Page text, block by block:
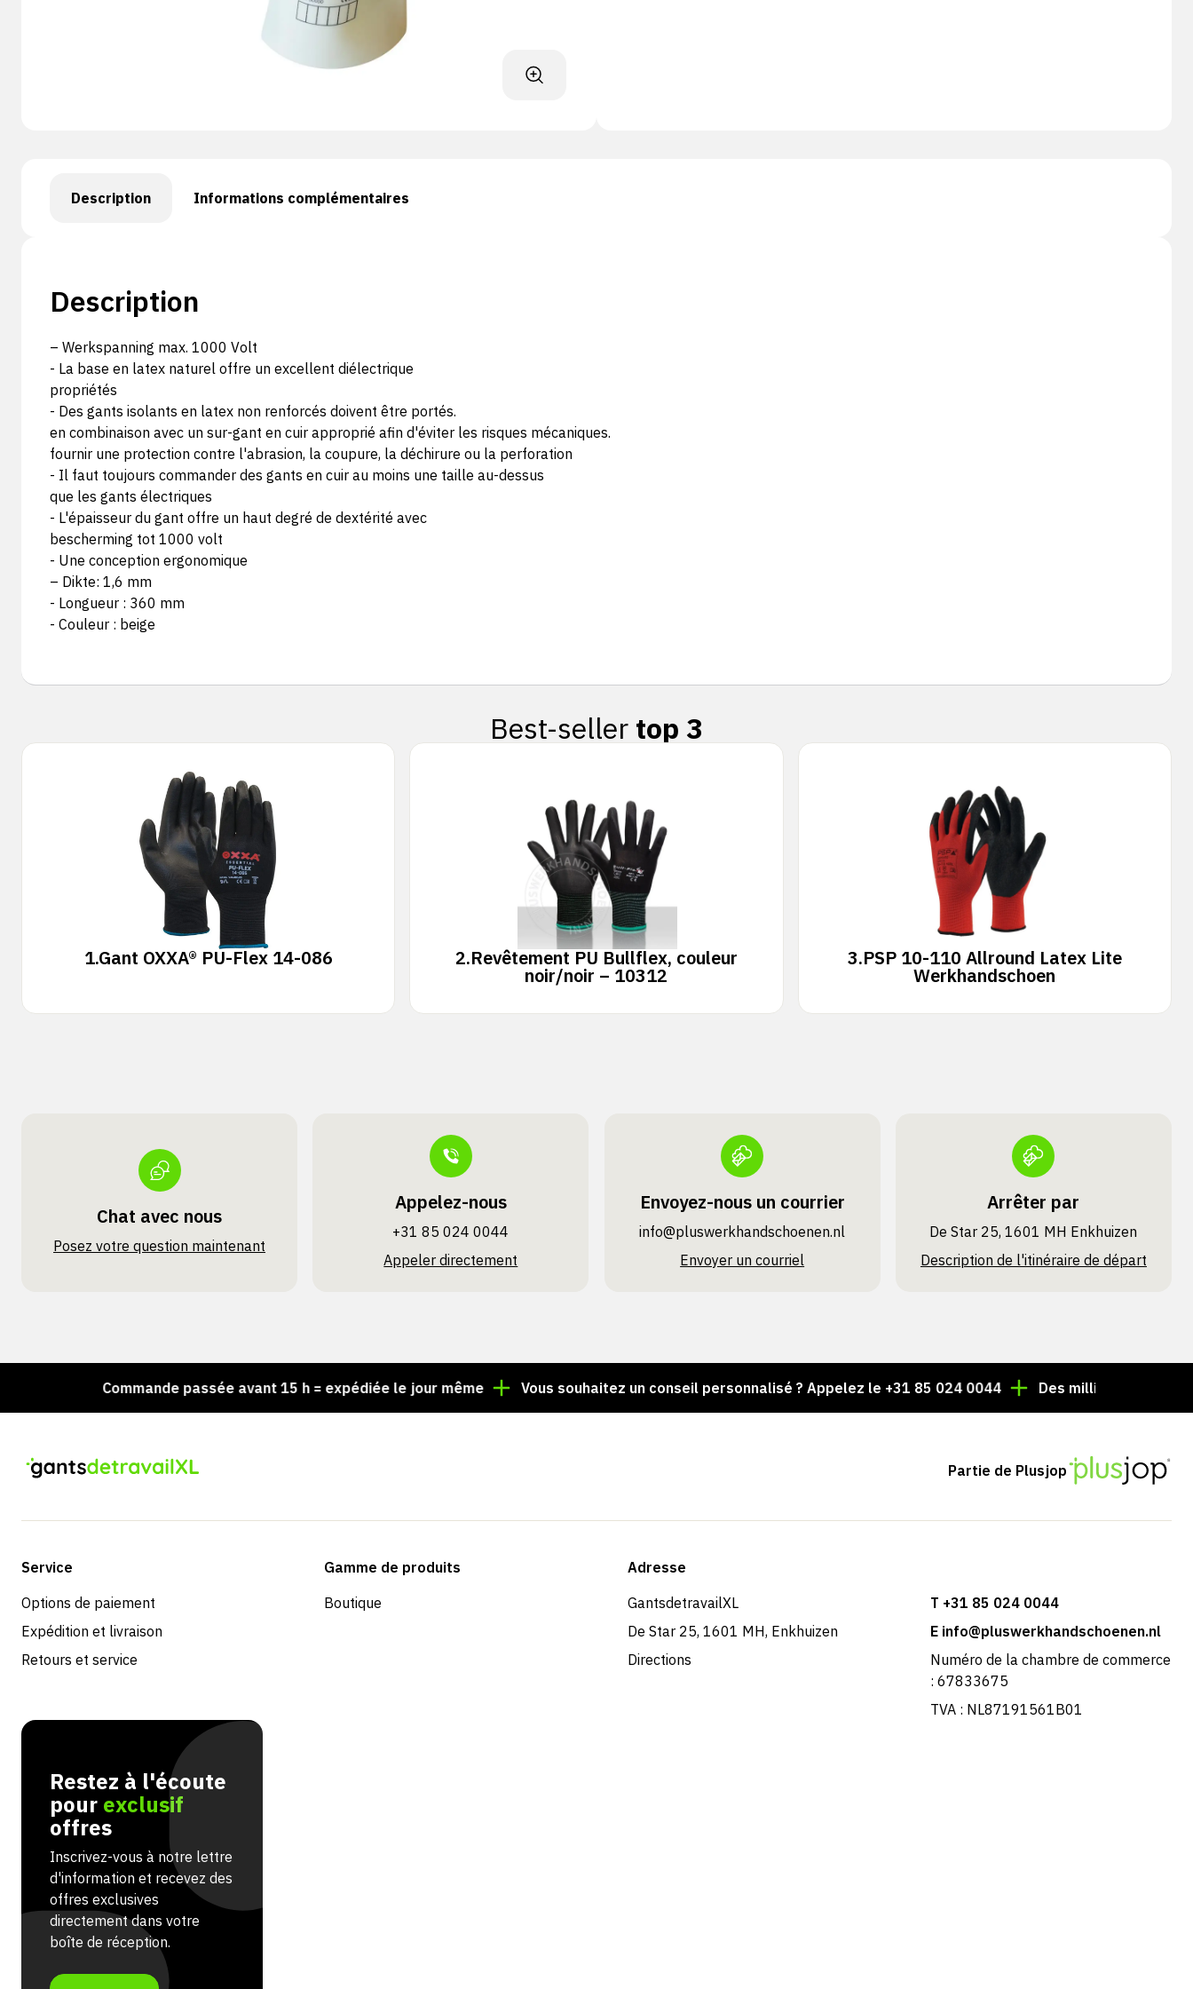
Description Informations complémentaires
Description
– Werkspanning max. 1000 Volt
- La base en latex naturel offre un excellent diélectrique
propriétés
- Des gants isolants en latex non renforcés doivent être portés.
en combinaison avec un sur-gant en cuir approprié afin d'éviter les risques mécaniques.
fournir une protection contre l'abrasion, la coupure, la déchirure ou la perforation
- Il faut toujours commander des gants en cuir au moins une taille au-dessus
que les gants électriques
- L'épaisseur du gant offre un haut degré de dextérité avec
bescherming tot 1000 volt
- Une conception ergonomique
– Dikte: 1,6 mm
- Longueur : 360 mm
- Couleur : beige
Best-seller top 3
1.Gant OXXA® PU-Flex 14-086 2.Revêtement PU Bullflex, couleur
noir/noir – 10312
3.PSP 10-110 Allround Latex Lite
Werkhandschoen
Chat avec nous
Posez votre question maintenant
Appelez-nous
+31 85 024 0044
Appeler directement
Envoyez-nous un courrier
info@pluswerk­handschoenen.nl
Envoyer un courriel
Arrêter par
De Star 25, 1601 MH Enkhuizen
Description de l'itinéraire de départ
Commande passée avant 15 h = expédiée le jour même Vous souhaitez un conseil personnalisé ? Appelez le +31 85 024 0044 Des milliers d'articles
Partie de Plusjop
Service
Options de paiement
Expédition et livraison
Retours et service
Gamme de produits
Boutique
Adresse
GantsdetravailXL
De Star 25, 1601 MH, Enkhuizen
Directions
T +31 85 024 0044
E info@pluswerkhandschoenen.nl
Numéro de la chambre de commerce
: 67833675
TVA : NL87191561B01
Restez à l'écoute
pour exclusif
offres
Inscrivez-vous à notre lettre
d'information et recevez des
offres exclusives
directement dans votre
boîte de réception.